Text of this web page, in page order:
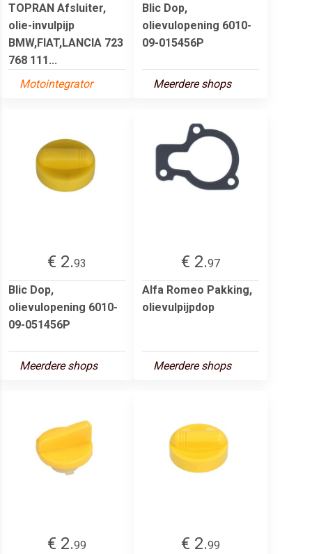
TOPRAN Afsluiter,
olie-invulpijp
BMW,FIAT,LANCIA 723
768 111...
Motointegrator
Blic Dop,
olievulopening 6010-
09-015456P
Meerdere shops
€ 2.93
Blic Dop,
olievulopening 6010-
09-051456P
Meerdere shops
€ 2.97
Alfa Romeo Pakking,
olievulpijpdop
Meerdere shops
€ 2.99
€ 2.99